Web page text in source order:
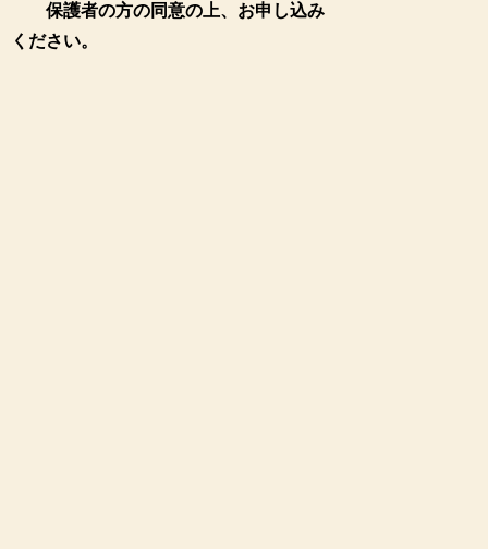
保護者の方の同意の上、お申し込み
ください。